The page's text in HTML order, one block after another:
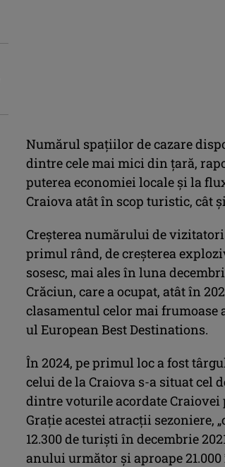
Numărul spațiilor de cazare
dintre cele mai mici din țară,
puterea economiei locale și la
Craiova atât în scop turistic, cât
Creșterea numărului de
primul rând, de creșterea
sosesc, mai ales în luna
Crăciun, care a ocupat, atât în
clasamentul celor mai frumoase
ul European Best Destinations.
În 2024, pe primul loc a fost
celui de la Craiova s-a situat cel
dintre voturile acordate
Grație acestei atracții sezoniere,
12.300 de turiști în decembrie
anului următor și aproape